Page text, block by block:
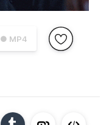
● MP4